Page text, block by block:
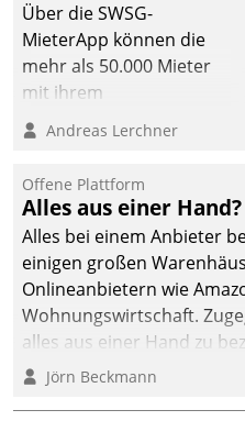
Über die SWSG-
MieterApp können die
mehr als 50.000 Mieter
mit ihrem
Wohnungsunternehmen
kommunizieren, auf dem
einsehen und ändern
oder
Schadensmeldungen
abgeben – rund um die
Uhr.
Andreas Lerchner
Offene Plattform
Alles aus einer Hand?
Alles bei einem Anbieter
einigen großen
Onlineanbietern wie
Wohnungswirtschaft.
alles aus einer Hand zu
Jörn Beckmann